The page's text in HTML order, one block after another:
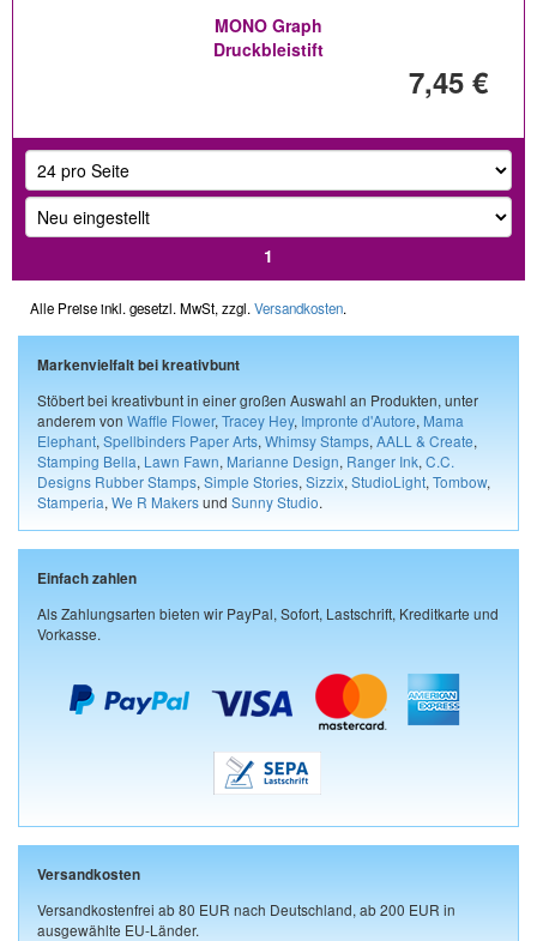
MONO Graph
Druckbleistift
7,45 €
1
Alle Preise inkl. gesetzl. MwSt, zzgl. Versandkosten.
Markenvielfalt bei kreativbunt
Stöbert bei kreativbunt in einer großen Auswahl an Produkten, unter
anderem von Waffle Flower, Tracey Hey, Impronte d'Autore, Mama
Elephant, Spellbinders Paper Arts, Whimsy Stamps, AALL & Create,
Stamping Bella, Lawn Fawn, Marianne Design, Ranger Ink, C.C.
Designs Rubber Stamps, Simple Stories, Sizzix, StudioLight, Tombow,
Stamperia, We R Makersund Sunny Studio.
Einfach zahlen
Als Zahlungsarten bieten wir PayPal, Sofort, Lastschrift, Kreditkarte und
Vorkasse.
Versandkosten
Versandkostenfrei ab 80 EUR nach Deutschland, ab 200 EUR in
ausgewählte EU-Länder.